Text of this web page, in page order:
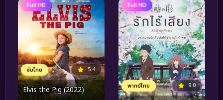
Full HD
ซับไทย 5.4
Elvis the Pig (2022)
Full HD
พากย์ไทย 9.0